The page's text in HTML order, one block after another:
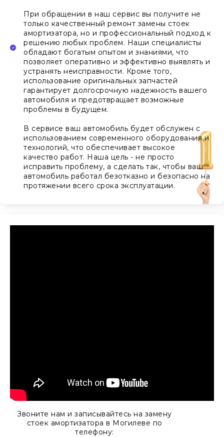
При обращении в наш сервис вы получите не
только качественный ремонт замены стоек
амортизатора, но и профессиональный подход к
решению любых проблем. Наши специалисты
обладают богатым опытом и знаниями, что
позволяет оперативно и эффективно выявлять и
устранять неисправности. Кроме того,
использование оригинальных запчастей
гарантирует долгосрочную надежность вашего
автомобиля и предотвращает возможные
проблемы в будущем.
В сервисе ваш автомобиль будет обслужен с
использованием современного оборудования и
технологий, что обеспечивает высокое
качество работ. Наша цель - не просто
исправить проблему, а сделать так, чтобы ваш
автомобиль работал безотказно и безопасно на
протяжении всего срока эксплуатации.
Звоните нам и записывайтесь на замену
стоек амортизатора в Могилеве по
телефону: